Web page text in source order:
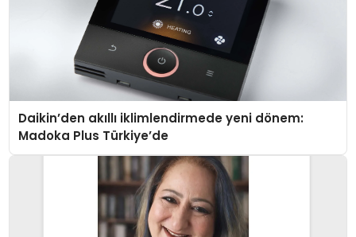
Daikin’den akıllı iklimlendirmede yeni dönem:
Madoka Plus Türkiye’de